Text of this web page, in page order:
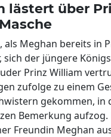
lästert über
als Meghan bereits in
sich der jüngere
Prinz William
zufolge zu einem
gekommen, in
Bemerkung aufzog.
Freundin Meghan